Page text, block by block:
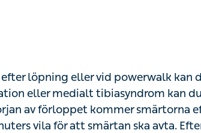
löpning eller vid powerwalk kan det
tibiasyndrom kan du få ont i
kommer smärtorna efter aktivitet och
ska avta. Efter ett tag kan smärtorna